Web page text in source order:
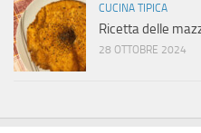
CUCINA TIPICA
Ricetta delle
28 OTTOBRE 2024